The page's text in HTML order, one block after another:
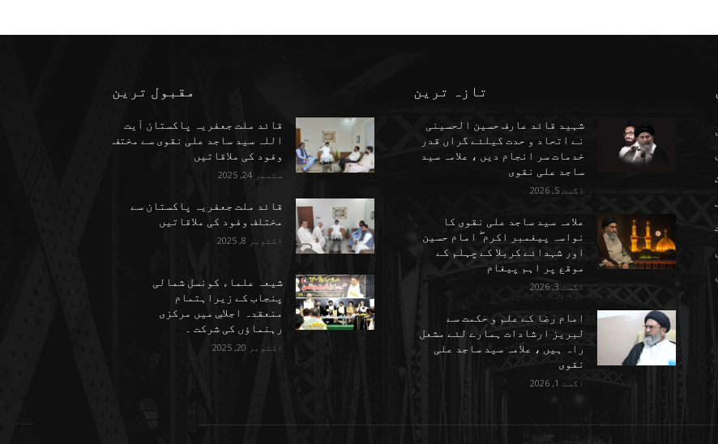
مقبول ترین
قائد ملت جعفریہ پاکستان آیت
اللہ سید ساجد علی نقوی سے مختف
وفود کی ملاقاتیں
ستمبر 24, 2025
قائد ملت جعفریہ پاکستان سے
مختلف وفود کی ملاقاتیں
اکتوبر 8, 2025
شیعہ علماء کونسل شمالی
پنجاب کے زیراہتمام
منعقدہ اجلاسِ میں مرکزی
رہنماؤں کی شرکت ۔
اکتوبر 20, 2025
تازہ ترین
شہید قائد عارف حسین الحسینی
نے اتحاد و حدت کیلئے گراں قدر
خدمات سر انجام دیں ، علامہ سید
ساجد علی نقوی
اگست 5, 2026
علامہ سید ساجد علی نقوی کا
نواسہ پیغمبر اکرم ۖ امام حسین
اور شہدائے کربلا کے چہلم کے
موقع پر اہم پیغام
اگست 3, 2026
امام رضا کے علم و حکمت سے
لبریز ارشادات ہمارے لئے مشعل
راہ ہیں ، علامہ سید ساجد علی
نقوی
اگست 1, 2026